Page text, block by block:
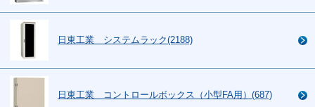
日東工業 システムラック(2188)
日東工業 コントロールボックス（小型FA用）(687)